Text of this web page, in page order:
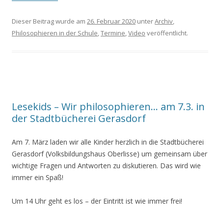
Dieser Beitrag wurde am 26. Februar 2020 unterArchiv,
Philosophieren in der Schule,Termine,Video veröffentlicht.
Lesekids – Wir philosophieren… am 7.3. in
der Stadtbücherei Gerasdorf
Am 7. März laden wir alle Kinder herzlich in die Stadtbücherei
Gerasdorf (Volksbildungshaus Oberlisse) um gemeinsam über
wichtige Fragen und Antworten zu diskutieren. Das wird wie
immer ein Spaß!
Um 14 Uhr geht es los – der Eintritt ist wie immer frei!